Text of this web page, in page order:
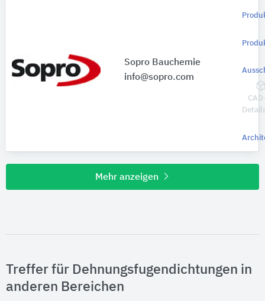
Sopro Bauchemie
info@sopro.com
Mehr anzeigen
Treffer für Dehnungsfugendichtungen in
anderen Bereichen